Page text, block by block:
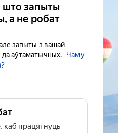
што запыты
а не робат
запыты з вашай
аўтаматычных.
Чаму
каб працягнуць